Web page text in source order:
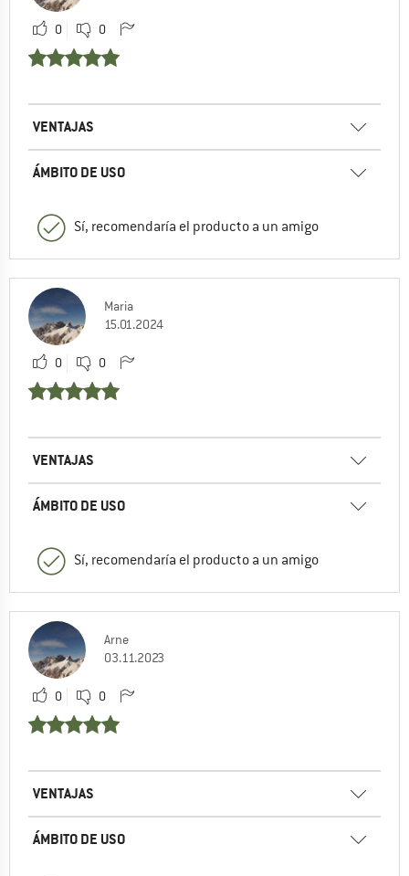
0 0
VENTAJAS
ÁMBITO DE USO
Sí, recomendaría el producto a un amigo
Maria
15.01.2024
0 0
VENTAJAS
ÁMBITO DE USO
Sí, recomendaría el producto a un amigo
Arne
03.11.2023
0 0
VENTAJAS
ÁMBITO DE USO